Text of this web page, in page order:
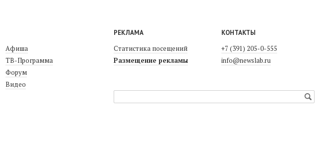
Афиша
ТВ-Программа
Форум
Видео
РЕКЛАМА
Статистика посещений
Размещение рекламы
КОНТАКТЫ
+7 (391) 205-0-555
info@newslab.ru